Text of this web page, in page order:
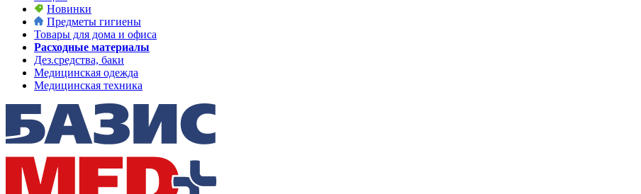
Новинки
Предметы гигиены
Товары для дома и офиса
Расходные материалы
Дез.средства, баки
Медицинская одежда
Медицинская техника